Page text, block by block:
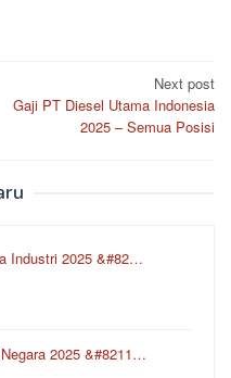
Next post
Gaji PT Diesel Utama Indonesia
2025 – Semua Posisi
Industri 2025 &#82…
2025 &#8211…